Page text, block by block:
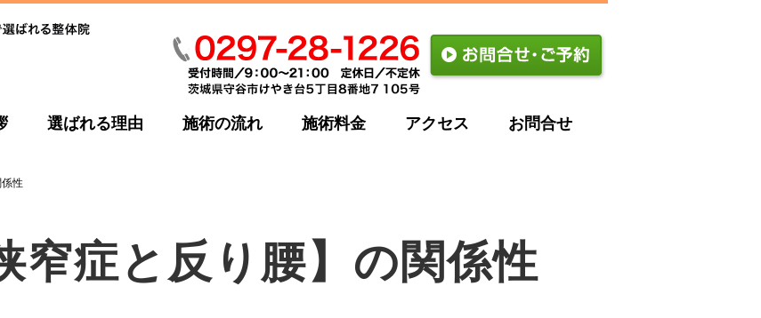
選ばれる理由 施術の流れ 施術料金 アクセス お問合せ
係性
窄症と反り腰】の関係性